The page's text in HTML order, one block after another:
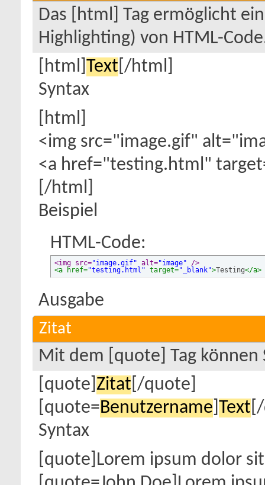
Das [html] Tag ermöglicht
Highlighting) von HTML-
[html] Text [/html]
Syntax
[html]
<img src="image.gif"
<a href="testing.html"
[/html]
Beispiel
HTML-Code:
<img src="image.gif" alt="image" />
<a href="testing.html" target="_blank">Testing</a>
Ausgabe
Zitat
Mit dem [quote] Tag
[quote] Zitat [/quote]
[quote=Benutzername Text
Syntax
[quote]Lorem ipsum dolor